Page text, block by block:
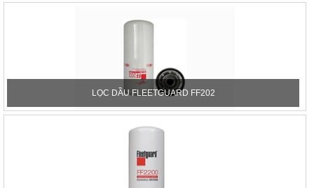
LỌC DẦU FLEETGUARD FF202